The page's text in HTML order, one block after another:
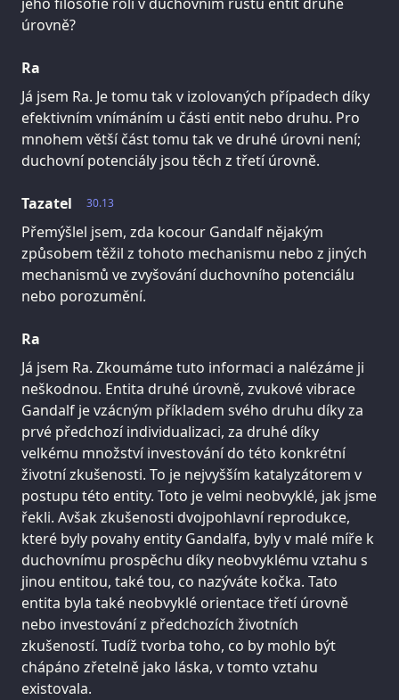
úrovně?
Ra
Já jsem Ra. Je tomu tak v izolovaných případech díky
efektivním vnímáním u části entit nebo druhu. Pro
mnohem větší část tomu tak ve druhé úrovni není;
duchovní potenciály jsou těch z třetí úrovně.
30.13
Tazatel
Přemýšlel jsem, zda kocour Gandalf nějakým
způsobem těžil z tohoto mechanismu nebo z jiných
mechanismů ve zvyšování duchovního potenciálu
nebo porozumění.
Ra
Já jsem Ra. Zkoumáme tuto informaci a nalézáme ji
neškodnou. Entita druhé úrovně, zvukové vibrace
Gandalf je vzácným příkladem svého druhu díky za
prvé předchozí individualizaci, za druhé díky
velkému množství investování do této konkrétní
životní zkušenosti. To je nejvyšším katalyzátorem v
postupu této entity. Toto je velmi neobvyklé, jak jsme
řekli. Avšak zkušenosti dvojpohlavní reprodukce,
které byly povahy entity Gandalfa, byly v malé míře k
duchovnímu prospěchu díky neobvyklému vztahu s
jinou entitou, také tou, co nazýváte kočka. Tato
entita byla také neobvyklé orientace třetí úrovně
nebo investování z předchozích životních
zkušeností. Tudíž tvorba toho, co by mohlo být
chápáno zřetelně jako láska, v tomto vztahu
existovala.